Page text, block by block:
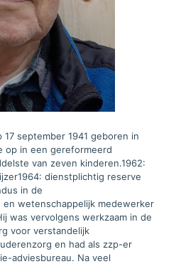
september 1941 geboren in
op in een gereformeerd
van zeven kinderen.1962:
dienstplichtig reserve
in de
wetenschappelijk medewerker
was vervolgens werkzaam in de
voor verstandelijk
en had als zzp-er
adviesbureau. Na veel